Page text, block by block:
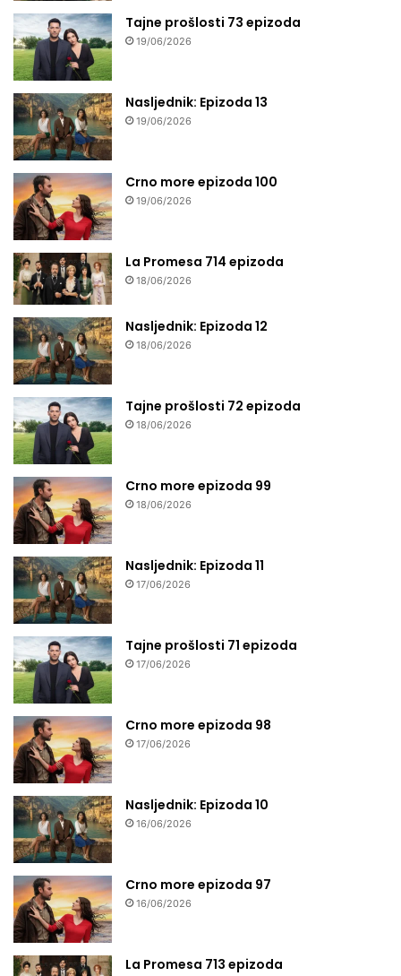
Tajne prošlosti 73 epizoda
19/06/2026
Nasljednik: Epizoda 13
19/06/2026
Crno more epizoda 100
19/06/2026
La Promesa 714 epizoda
18/06/2026
Nasljednik: Epizoda 12
18/06/2026
Tajne prošlosti 72 epizoda
18/06/2026
Crno more epizoda 99
18/06/2026
Nasljednik: Epizoda 11
17/06/2026
Tajne prošlosti 71 epizoda
17/06/2026
Crno more epizoda 98
17/06/2026
Nasljednik: Epizoda 10
16/06/2026
Crno more epizoda 97
16/06/2026
La Promesa 713 epizoda